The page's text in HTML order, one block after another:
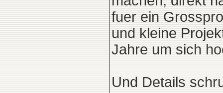
fuer ein
und kleine
Jahre um sich
Und Details